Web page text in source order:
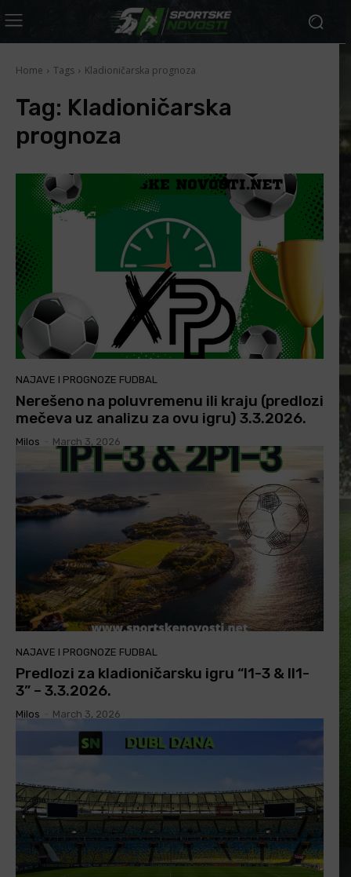
Home Tags Kladioničarska prognoza
Tag: Kladioničarska
prognoza
NAJAVE I PROGNOZE FUDBAL
Nerešeno na poluvremenu ili kraju (predlozi
mečeva uz analizu za ovu igru) 3.3.2026.
Milos March 3, 2026
NAJAVE I PROGNOZE FUDBAL
Predlozi za kladioničarsku igru “I1-3 & II1-
3” – 3.3.2026.
Milos March 3, 2026